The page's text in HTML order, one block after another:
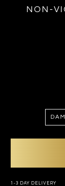
NON-
1-3 DAY DELIVERY